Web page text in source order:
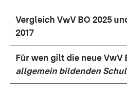
Vergleich VwV BO 2025
2017
Für wen gilt die neue VwV
allgemein bildenden